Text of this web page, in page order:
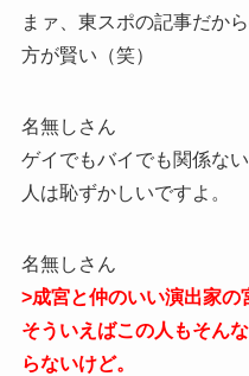
まァ、東スポの記事だか
方が賢い（笑）
名無しさん
ゲイでもバイでも関係な
人は恥ずかしいですよ。
名無しさん
>成宮と仲のいい演出家の
そういえばこの人もそん
らないけど。